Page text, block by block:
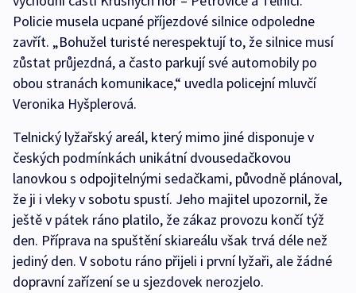
Policie musela ucpané příjezdové silnice odpoledne
zavřít. „Bohužel turisté nerespektují to, že silnice musí
zůstat průjezdná, a často parkují své automobily po
obou stranách komunikace,“ uvedla policejní mluvčí
Veronika Hyšplerová.
Telnický lyžařský areál, který mimo jiné disponuje v
českých podmínkách unikátní dvousedačkovou
lanovkou s odpojitelnými sedačkami, původně plánoval,
že ji i vleky v sobotu spustí. Jeho majitel upozornil, že
ještě v pátek ráno platilo, že zákaz provozu končí týž
den. Příprava na spuštění skiareálu však trvá déle než
jediný den. V sobotu ráno přijeli i první lyžaři, ale žádné
dopravní zařízení se u sjezdovek nerozjelo.